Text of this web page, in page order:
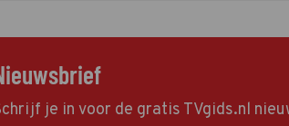
je in voor de gratis TVgids.nl